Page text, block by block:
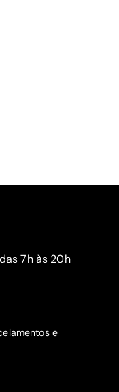
7h às 20h
e